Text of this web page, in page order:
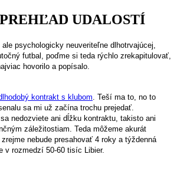
UDALOSTÍ
psychologicky neuveriteľne dlhotrvajúcej,
futbal, poďme si teda rýchlo zrekapitulovať,
hovorilo a popísalo.
kontrakt s klubom . Teší ma to, no to
sa mi už začína trochu prejedať.
nedozviete ani dĺžku kontraktu, takisto ani
záležitostiam. Teda môžeme akurát
nebude presahovať 4 roky a týždenná
v rozmedzí 50-60 tisíc Libier.